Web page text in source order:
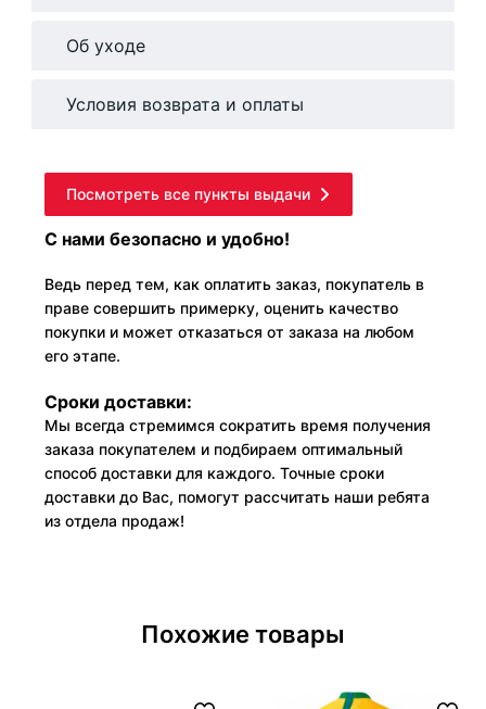
Об уходе
Условия возврата и оплаты
Посмотреть все пункты выдачи
С нами безопасно и удобно!
Ведь перед тем, как оплатить заказ, покупатель в
праве совершить примерку, оценить качество
покупки и может отказаться от заказа на любом
его этапе.
Сроки доставки:
Мы всегда стремимся сократить время получения
заказа покупателем и подбираем оптимальный
способ доставки для каждого. Точные сроки
доставки до Вас, помогут рассчитать наши ребята
из отдела продаж!
Похожие товары